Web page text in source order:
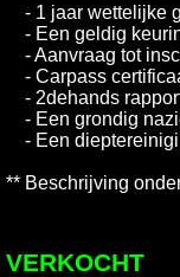
- 1 jaar wettelijke
- Een geldig
- Aanvraag tot
- Carpass
- 2dehands
- Een grondig
- Een
** Beschrijving
VERKOCHT